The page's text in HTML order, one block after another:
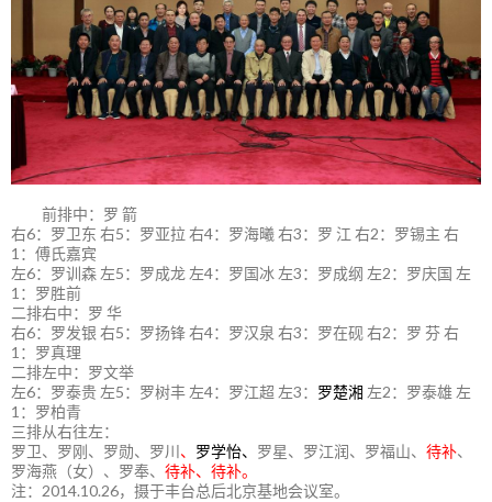
前排中：罗 箭
右6：罗卫东 右5：罗亚拉 右4：罗海曦 右3：罗 江 右2：罗锡主 右
1：傅氏嘉宾
左6：罗训森 左5：罗成龙 左4：罗国冰 左3：罗成纲 左2：罗庆国 左
1：罗胜前
二排右中：罗 华
右6：罗发银 右5：罗扬锋 右4：罗汉泉 右3：罗在砚 右2：罗 芬 右
1：罗真理
二排左中：罗文举
左6：罗泰贵 左5：罗树丰 左4：罗江超 左3： 罗楚湘 左2：罗泰雄 左
1：罗柏青
三排从右往左：
罗卫、罗刚、罗勋、罗川 、 罗学怡、 罗星、罗江润、罗福山、 待补、
罗海燕（女）、罗奉、 待补、待补。
注：2014.10.26，摄于丰台总后北京基地会议室。